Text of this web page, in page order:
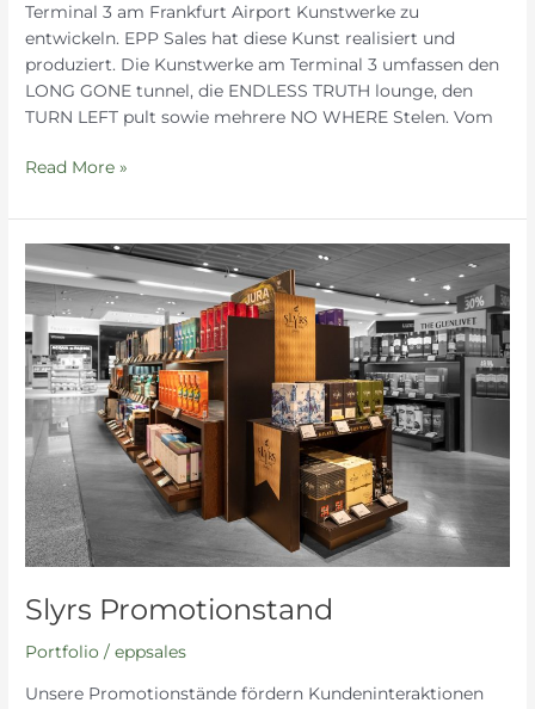
Terminal 3 am Frankfurt Airport Kunstwerke zu
entwickeln. EPP Sales hat diese Kunst realisiert und
produziert. Die Kunstwerke am Terminal 3 umfassen den
LONG GONE tunnel, die ENDLESS TRUTH lounge, den
TURN LEFT pult sowie mehrere NO WHERE Stelen. Vom
Read More »
Slyrs Promotionstand
Portfolio /eppsales
Unsere Promotionstände fördern Kundeninteraktionen
Promotionstand